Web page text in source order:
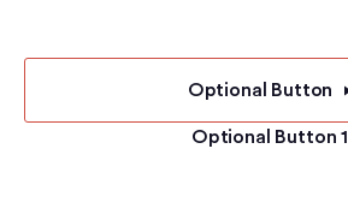
Optional Button
Optional Button 1